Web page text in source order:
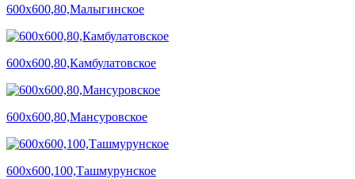
600х600,80,Малыгинское
600х600,80,Камбулатовское
600х600,80,Мансуровское
600х600,100,Ташмурунское